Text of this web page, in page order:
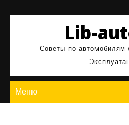
Lib-
Советы по автомобилям
Меню